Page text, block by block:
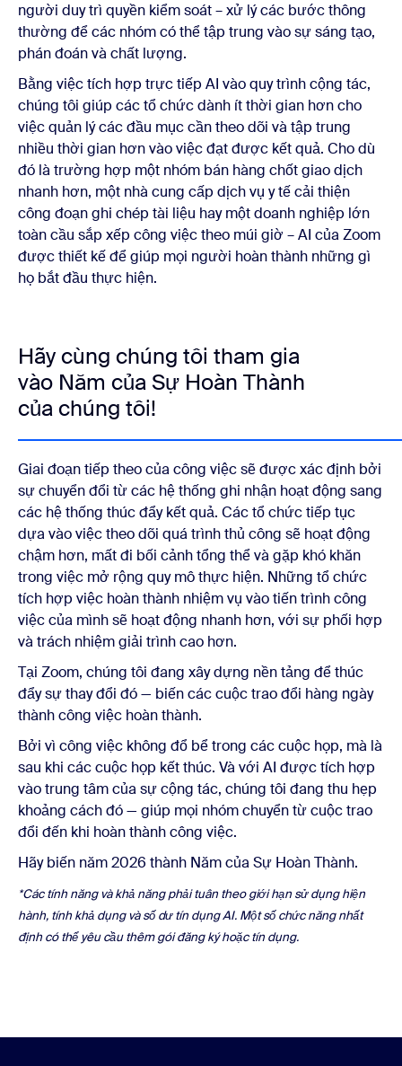
người duy trì quyền kiểm soát – xử lý các bước thông
thường để các nhóm có thể tập trung vào sự sáng tạo,
phán đoán và chất lượng.
Bằng việc tích hợp trực tiếp AI vào quy trình cộng tác,
chúng tôi giúp các tổ chức dành ít thời gian hơn cho
việc quản lý các đầu mục cần theo dõi và tập trung
nhiều thời gian hơn vào việc đạt được kết quả. Cho dù
đó là trường hợp một nhóm bán hàng chốt giao dịch
nhanh hơn, một nhà cung cấp dịch vụ y tế cải thiện
công đoạn ghi chép tài liệu hay một doanh nghiệp lớn
toàn cầu sắp xếp công việc theo múi giờ – AI của Zoom
được thiết kế để giúp mọi người hoàn thành những gì
họ bắt đầu thực hiện.
Hãy cùng chúng tôi tham gia
vào Năm của Sự Hoàn Thành
của chúng tôi!
Giai đoạn tiếp theo của công việc sẽ được xác định bởi
sự chuyển đổi từ các hệ thống ghi nhận hoạt động sang
các hệ thống thúc đẩy kết quả. Các tổ chức tiếp tục
dựa vào việc theo dõi quá trình thủ công sẽ hoạt động
chậm hơn, mất đi bối cảnh tổng thể và gặp khó khăn
trong việc mở rộng quy mô thực hiện. Những tổ chức
tích hợp việc hoàn thành nhiệm vụ vào tiến trình công
việc của mình sẽ hoạt động nhanh hơn, với sự phối hợp
và trách nhiệm giải trình cao hơn.
Tại Zoom, chúng tôi đang xây dựng nền tảng để thúc
đẩy sự thay đổi đó — biến các cuộc trao đổi hàng ngày
thành công việc hoàn thành.
Bởi vì công việc không đổ bể trong các cuộc họp, mà là
sau khi các cuộc họp kết thúc. Và với AI được tích hợp
vào trung tâm của sự cộng tác, chúng tôi đang thu hẹp
khoảng cách đó — giúp mọi nhóm chuyển từ cuộc trao
đổi đến khi hoàn thành công việc.
Hãy biến năm 2026 thành Năm của Sự Hoàn Thành.
*Các tính năng và khả năng phải tuân theo giới hạn sử dụng hiện
hành, tính khả dụng và số dư tín dụng AI. Một số chức năng nhất
định có thể yêu cầu thêm gói đăng ký hoặc tín dụng.